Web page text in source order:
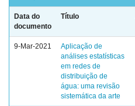
Data do
documento
Título
9-Mar-2021
Aplicação de
análises estatísticas
em redes de
distribuição de
água: uma revisão
sistemática da arte